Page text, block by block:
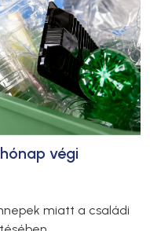
végi
miatt a családi